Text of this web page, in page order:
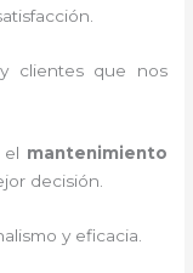
clientes que nos
el mantenimiento
decisión.
y eficacia.